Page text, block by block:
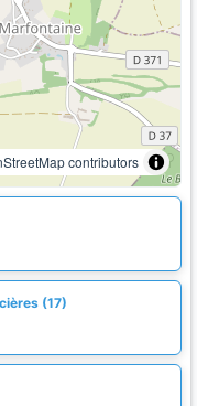
contributors
(17)